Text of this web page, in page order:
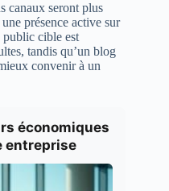
canaux seront plus
présence active sur
public cible est
tandis qu’un blog
convenir à un
économiques
entreprise